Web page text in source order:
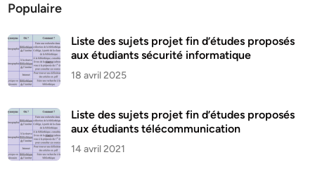
Populaire
Liste des sujets projet fin d’études proposés
aux étudiants sécurité informatique
18 avril 2025
Liste des sujets projet fin d’études proposés
aux étudiants télécommunication
14 avril 2021